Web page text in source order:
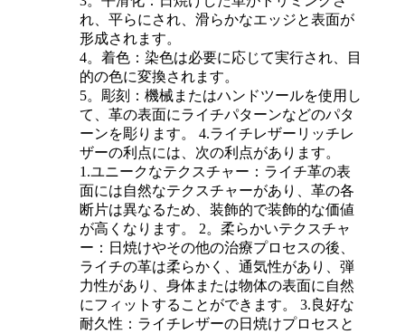
れ、平らにされ、滑らかなエッジと表面が
形成されます。
4。着色：染色は必要に応じて実行され、目
的の色に変換されます。
5。彫刻：機械またはハンドツールを使用し
て、革の表面にライチパターンなどのパタ
ーンを彫ります。 4.ライチレザーリッチレ
ザーの利点には、次の利点があります。
1.ユニークなテクスチャー：ライチ革の表
面には自然なテクスチャーがあり、革の各
断片は異なるため、装飾的で装飾的な価値
が高くなります。 2。柔らかいテクスチャ
ー：日焼けやその他の治療プロセスの後、
ライチの革は柔らかく、通気性があり、弾
力性があり、身体または物体の表面に自然
にフィットすることができます。 3.良好な
耐久性：ライチレザーの日焼けプロセスと